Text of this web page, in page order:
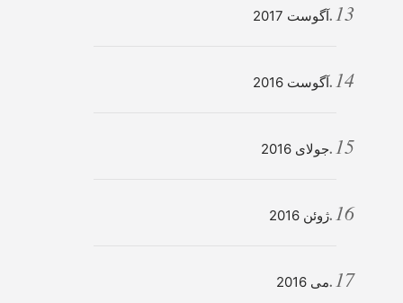
آگوست 2017
آگوست 2016
جولای 2016
ژوئن 2016
می 2016